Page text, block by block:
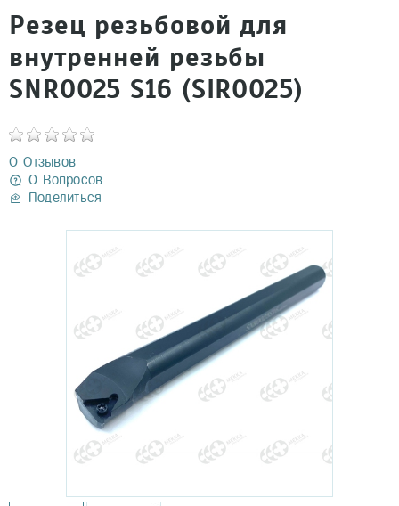
Резец резьбовой для
внутренней резьбы
SNR0025 S16 (SIR0025)
0 Отзывов
0 Вопросов
Поделиться